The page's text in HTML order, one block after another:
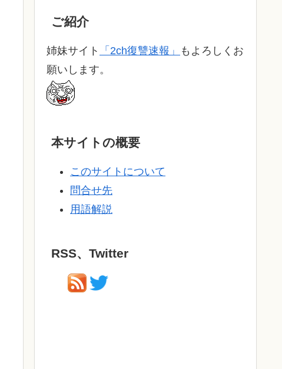
ご紹介
姉妹サイト 「2ch復讐速報」
もよろしくお
願いします。
本サイトの概要
このサイトについて
問合せ先
用語解説
RSS、Twitter